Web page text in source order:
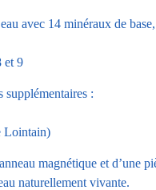
avec 14 minéraux de
et 9
:
Lointain)
magnétique et d’une
naturellement vivante.